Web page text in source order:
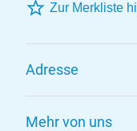
Zur Merkliste
Adresse
Mehr von uns